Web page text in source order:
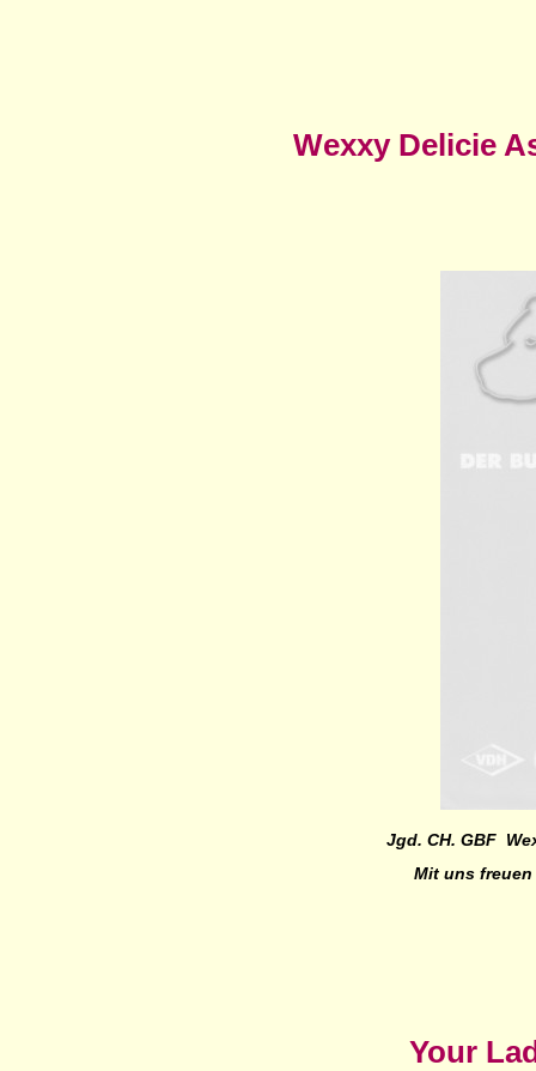
Wexxy Delicie
Jgd. CH. GBF
Mit uns
Your